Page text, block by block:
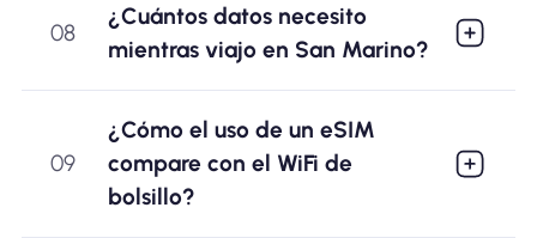
08
¿Cuántos datos necesito
mientras viajo en San Marino?
09
¿Cómo el uso de un eSIM
compare con el WiFi de
bolsillo?